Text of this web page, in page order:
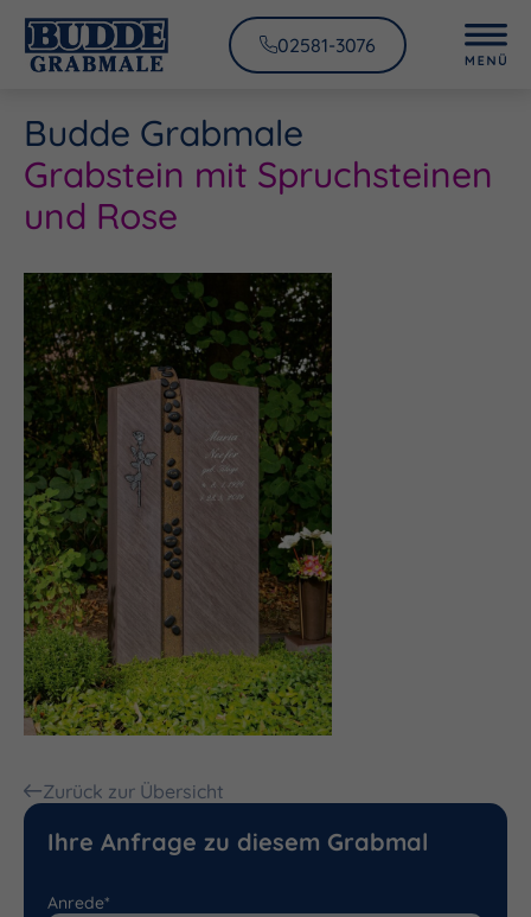
02581-3076
Budde Grabmale
Grabstein mit Spruchsteinen
und Rose
Zurück zur Übersicht
Ihre Anfrage zu diesem Grabmal
Anrede*